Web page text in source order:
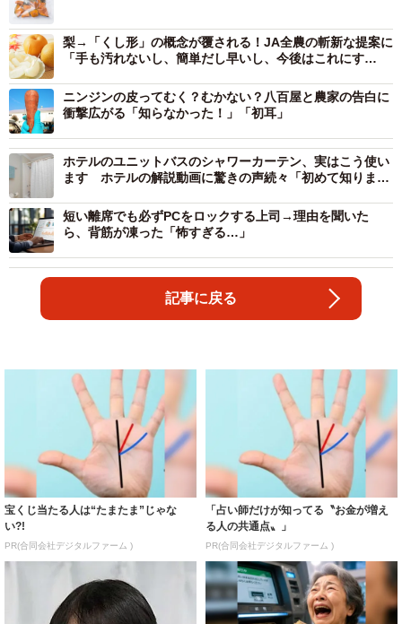
梨→「くし形」の概念が覆される！JA全農の斬新な提案に
「手も汚れないし、簡単だし早いし、今後はこれにす
ニンジンの皮ってむく？むかない？八百屋と農家の告白に
衝撃広がる「知らなかった！」「初耳」
ホテルのユニットバスのシャワーカーテン、実はこう使い
ます ホテルの解説動画に驚きの声続々「初めて知りまし
短い離席でも必ずPCをロックする上司→理由を聞いた
ら、背筋が凍った「怖すぎる…」
記事に戻る
宝くじ当たる人は“たまたま”じゃな
い?!
PR(合同会社デジタルファーム )
「占い師だけが知ってる〝お金が増え
る人の共通点〟」
PR(合同会社デジタルファーム )